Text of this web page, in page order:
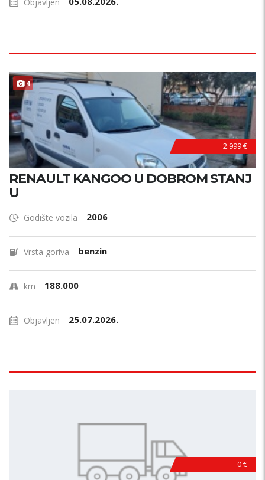
4
2.999 €
RENAULT KANGOO U DOBROM STANJ
U
Godište vozila 2006
Vrsta goriva benzin
km 188.000
Objavljen 25.07.2026.
0 €